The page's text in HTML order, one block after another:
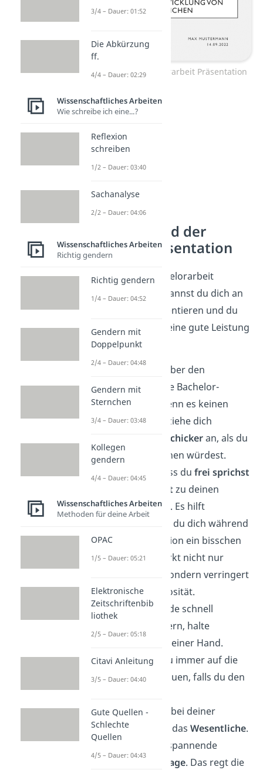
Verteidigung Bachelorarbeit Präsentation
Tipps während der
Bachelor-Präsentation
Wenn du deine Bachelorarbeit
verteidigen musst, kannst du dich an
folgenden
orientieren und du
wirst mit Sicherheit eine gute Leistung
erbringen:
Erkundige dich über den
Dresscode
für die Bachelor-
Verteidigung. Wenn es keinen
Dresscode gibt, ziehe dich
schickeran, als du
es im Alltag machen würdest.
Achte darauf, dass du frei sprichst
Blickkontakt zu deinen
Prüfenden hältst. Es hilft
außerdem, wenn du dich während
deiner Präsentation ein bisschen
bewegst. Das wirkt nicht nur
selbstbewusst, sondern verringert
auch deine Nervosität.
Wenn deine Hände schnell
anfangen zu zittern, halte
in deiner Hand.
Zudem kannst du immer auf die
Stichpunkte schauen, falls du den
Beschränke dich bei deiner
Präsentation auf das Wesentliche.
Formuliere eine spannende
Einleitung als Frage. Das regt die
3/4 – Dauer: 01:52
Die Abkürzung
ff.
4/4 – Dauer: 02:29
Wissenschaftliches Arbeiten
Wie schreibe ich eine...?
Reflexion
schreiben
1/2 – Dauer: 03:40
Sachanalyse
2/2 – Dauer: 04:06
Wissenschaftliches Arbeiten
Richtig gendern
Richtig gendern
1/4 – Dauer: 04:52
Gendern mit
Doppelpunkt
2/4 – Dauer: 04:48
Gendern mit
Sternchen
3/4 – Dauer: 03:48
Kollegen
gendern
4/4 – Dauer: 04:45
Wissenschaftliches Arbeiten
Methoden für deine Arbeit
OPAC
1/5 – Dauer: 05:21
Elektronische
Zeitschriftenbib
liothek
2/5 – Dauer: 05:18
Citavi Anleitung
3/5 – Dauer: 04:40
Gute Quellen -
Schlechte
Quellen
4/5 – Dauer: 04:43